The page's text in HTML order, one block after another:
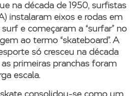
na década de 1950, surfistas
instalaram eixos e rodas em
e começaram a “surfar” no
ao termo “skateboard”. A
só cresceu na década
primeiras pranchas foram
escala.
skate consolidou-se como um